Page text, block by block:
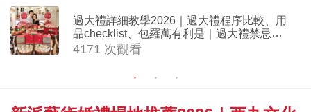
過大禮詳細教學2026｜過大禮程序比較、用
品checklist、包羅萬有利是｜過大禮禁忌及
吉祥說話
4171 次觀看